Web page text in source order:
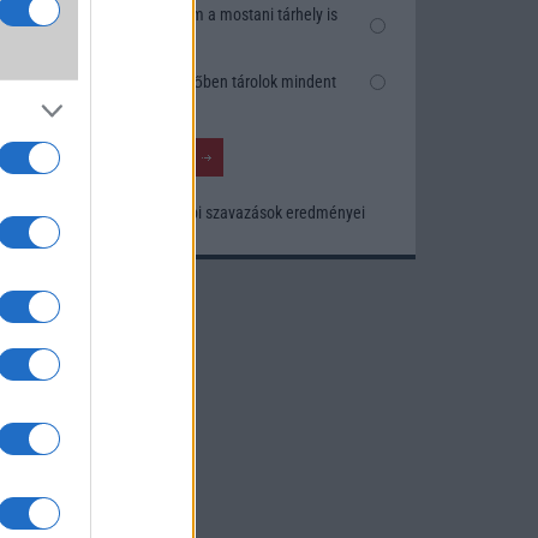
Nem, nekem a mostani tárhely is
Inkább felhőben tárolok mindent
Korábbi szavazások eredményei